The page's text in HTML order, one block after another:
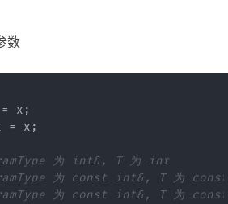
数
= x ;
= x ;
为 int&, T 为 int
为 const int&, T 为
为 const int&, T 为